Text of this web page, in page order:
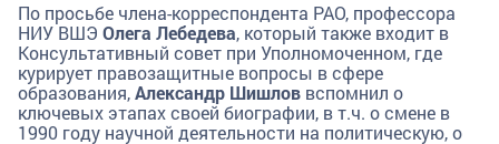
По просьбе члена-корреспондента РАО, профессора
НИУ ВШЭ Олега Лебедева, который также входит в
Консультативный совет при Уполномоченном, где
курирует правозащитные вопросы в сфере
образования,Александр Шишлов вспомнил о
ключевых этапах своей биографии, в т.ч. о смене в
1990 году научной деятельности на политическую, о